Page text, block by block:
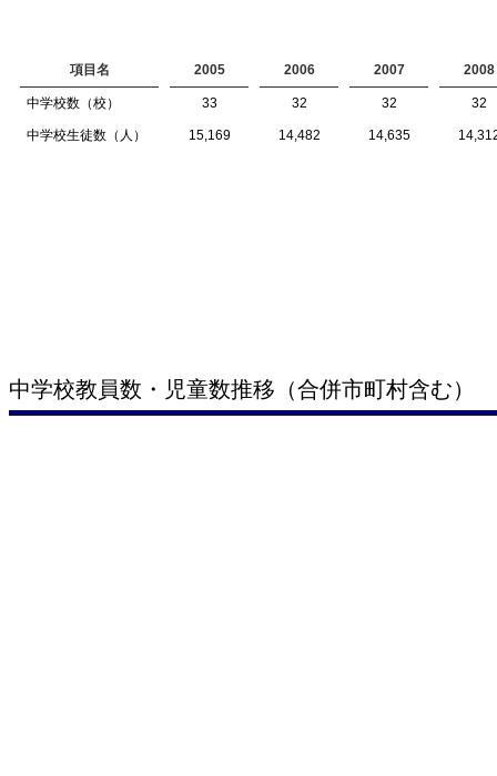
項目名 2005 2006 2007 2008
中学校数（校） 33 32 32 32
中学校生徒数（人） 15,169 14,482 14,635
中学校教員数・児童数推移（合併市町村含む）